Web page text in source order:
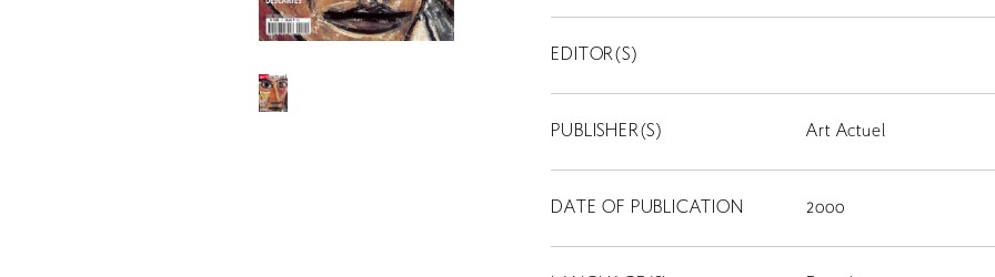
EDITOR(S)
PUBLISHER(S) Art Actuel
DATE OF PUBLICATION 2000